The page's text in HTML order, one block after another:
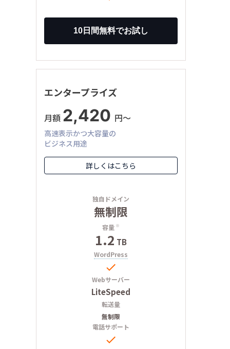
エンタープライズ
月額 2,420 円〜
高速表示かつ大容量の
ビジネス用途
詳しくはこちら
独自ドメイン
無制限
容量 ※
1.2 TB
WordPress

Webサーバー
LiteSpeed
転送量
無制限
電話サポート
